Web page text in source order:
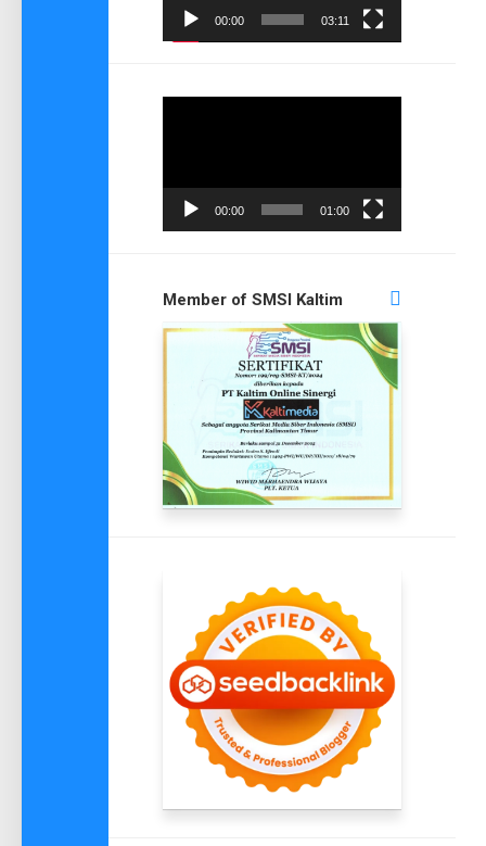
00:00 03:11
00:00 01:00
Member of SMSI Kaltim